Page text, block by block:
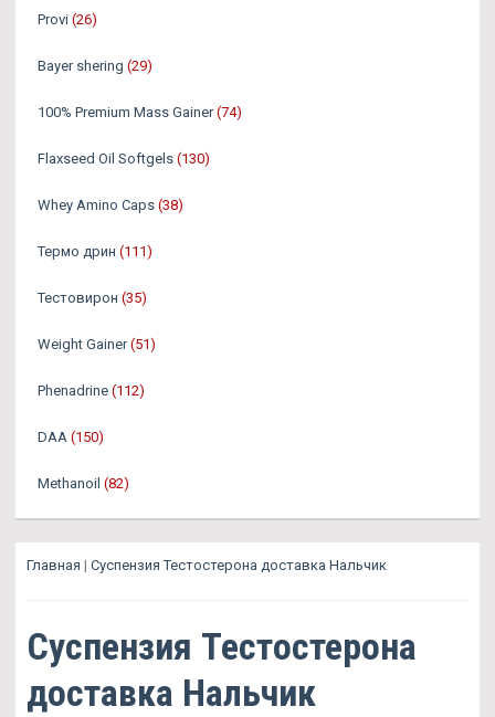
Provi (26)
Bayer shering (29)
100% Premium Mass Gainer (74)
Flaxseed Oil Softgels (130)
Whey Amino Caps (38)
Термо дрин (111)
Тестовирон (35)
Weight Gainer (51)
Phenadrine (112)
DAA (150)
Methanoil (82)
Главная | Суспензия Тестостерона доставка Нальчик
Суспензия Тестостерона
доставка Нальчик